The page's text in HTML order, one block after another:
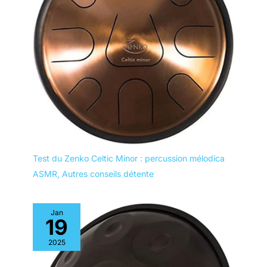
où vous allez.
Test du Zenko Celtic Minor : percussion mélodica
ASMR, Autres conseils détente
Jan
19
2025